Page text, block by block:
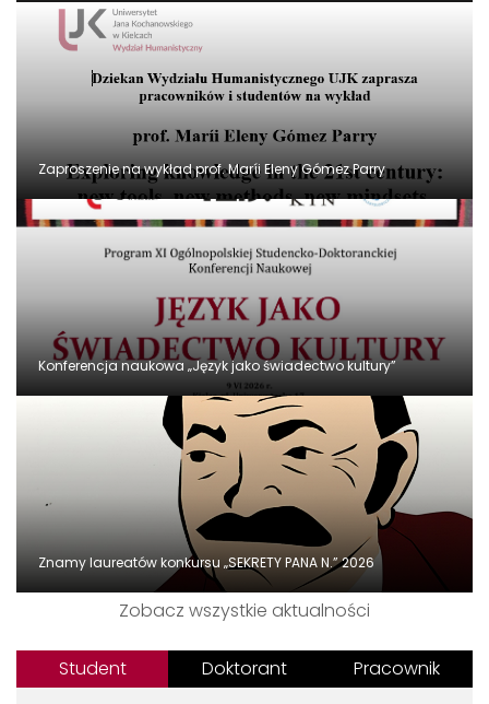
Zaproszenie na wykład prof. Maríi Eleny Gómez Parry
Konferencja naukowa „Język jako świadectwo kultury”
Znamy laureatów konkursu „SEKRETY PANA N.” 2026
Zobacz wszystkie aktualności
Student Doktorant Pracownik